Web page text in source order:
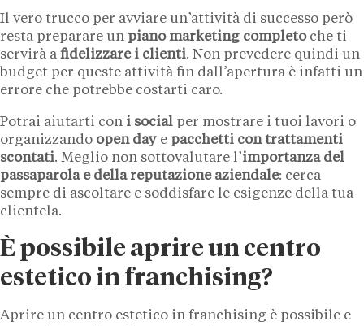
Il vero trucco per avviare un’attività di successo però
resta preparare un piano marketing completoche ti
servirà a fidelizzare i clienti. Non prevedere quindi un
budget per queste attività fin dall’apertura è infatti un
errore che potrebbe costarti caro.
Potrai aiutarti con i social per mostrare i tuoi lavori o
organizzando open day e pacchetti con trattamenti
scontati. Meglio non sottovalutare l’importanza del
passaparola e della reputazione aziendale: cerca
sempre di ascoltare e soddisfare le esigenze della tua
clientela.
È possibile aprire un centro
estetico in franchising?
Aprire un centro estetico in franchising è possibile e